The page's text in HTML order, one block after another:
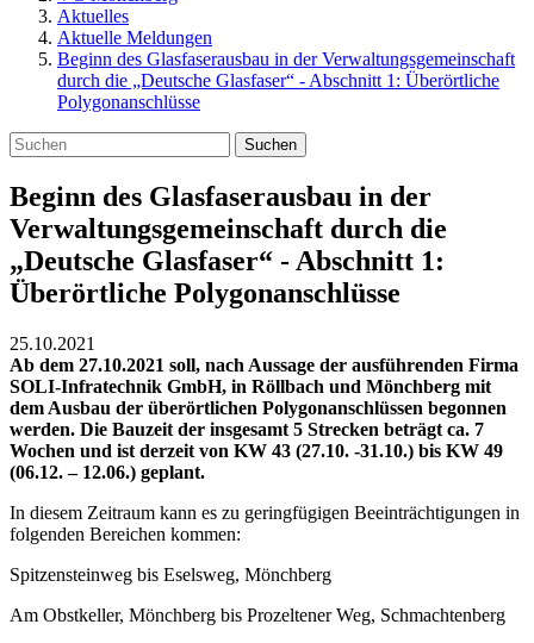
Aktuelles
Aktuelle Meldungen
Beginn des Glasfaserausbau in der Verwaltungsgemeinschaft
durch die „Deutsche Glasfaser“ - Abschnitt 1: Überörtliche
Polygonanschlüsse
Suchen
Beginn des Glasfaserausbau in der
Verwaltungsgemeinschaft durch die
„Deutsche Glasfaser“ - Abschnitt 1:
Überörtliche Polygonanschlüsse
25.10.2021
Ab dem 27.10.2021 soll, nach Aussage der ausführenden Firma
SOLI-Infratechnik GmbH, in Röllbach und Mönchberg mit
dem Ausbau der überörtlichen Polygonanschlüssen begonnen
werden. Die Bauzeit der insgesamt 5 Strecken beträgt ca. 7
Wochen und ist derzeit von KW 43 (27.10. -31.10.) bis KW 49
(06.12. – 12.06.) geplant.
In diesem Zeitraum kann es zu geringfügigen Beeinträchtigungen in
folgenden Bereichen kommen:
Spitzensteinweg bis Eselsweg, Mönchberg
Am Obstkeller, Mönchberg bis Prozeltener Weg, Schmachtenberg